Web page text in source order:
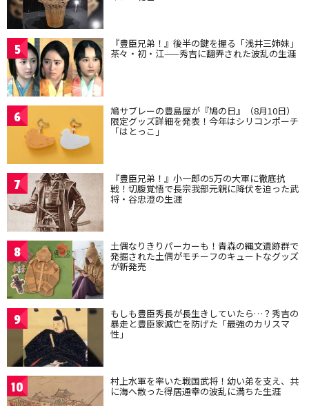
5 『豊臣兄弟！』後半の鍵を握る「浅井三姉妹」
茶々・初・江——秀吉に翻弄された波乱の生涯
6 鳩サブレーの豊島屋が『鳩の日』（8月10日）
限定グッズ詳細を発表！今年はシリコンポーチ
「はとっこ」
7 『豊臣兄弟！』小一郎の5万の大軍に徹底抗
戦！切腹覚悟で長宗我部元親に降伏を迫った武
将・谷忠澄の生涯
8 土偶なりきりパーカーも！青森の縄文遺跡群で
発掘された土偶がモチーフのキュートなグッズ
が新発売
9 もしも豊臣秀長が長生きしていたら…？秀吉の
暴走と豊臣家滅亡を防げた「最強のカリスマ
性」
10 村上水軍を率いた戦国武将！幼い弟を支え、共
に海へ散った得居通幸の波乱に満ちた生涯